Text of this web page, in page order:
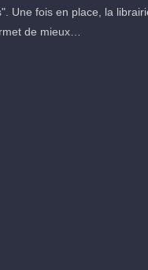
Une fois en place, la
de mieux…